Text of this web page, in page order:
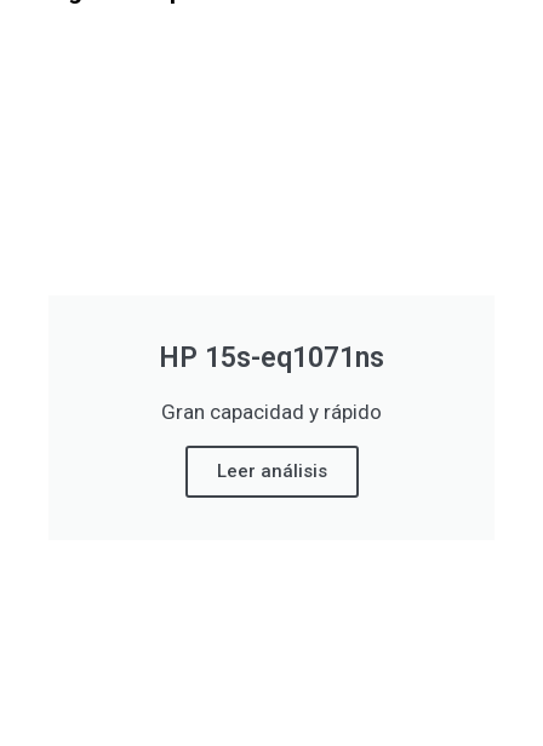
HP 15s-eq1071ns
Gran capacidad y rápido
Leer análisis